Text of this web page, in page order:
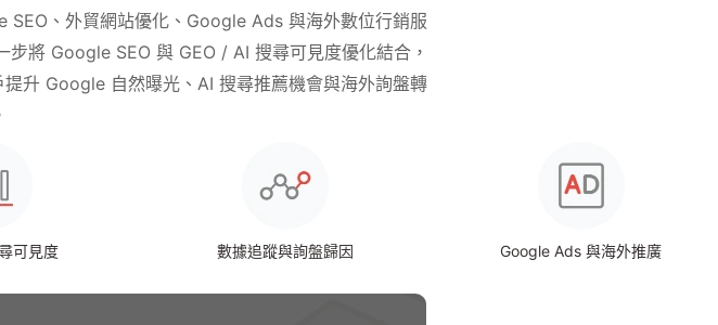
、外貿網站優化、Google Ads 與海外數位行銷服
將 Google SEO 與 GEO / AI 搜尋可見度優化結合，
升 Google 自然曝光、AI 搜尋推薦機會與海外詢盤轉
可見度 數據追蹤與詢盤歸因 Google Ads 與海外推廣